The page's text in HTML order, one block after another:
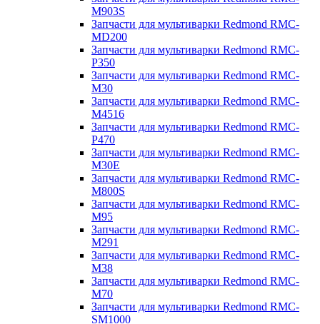
M903S
Запчасти для мультиварки Redmond RMC-
MD200
Запчасти для мультиварки Redmond RMC-
P350
Запчасти для мультиварки Redmond RMC-
M30
Запчасти для мультиварки Redmond RMC-
M4516
Запчасти для мультиварки Redmond RMC-
P470
Запчасти для мультиварки Redmond RMC-
M30E
Запчасти для мультиварки Redmond RMC-
M800S
Запчасти для мультиварки Redmond RMC-
M95
Запчасти для мультиварки Redmond RMC-
M291
Запчасти для мультиварки Redmond RMC-
M38
Запчасти для мультиварки Redmond RMC-
M70
Запчасти для мультиварки Redmond RMC-
SM1000